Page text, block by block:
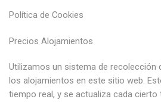
Política de Cookies
Precios Alojamientos
Utilizamos un sistema de recolección
los alojamientos en este sitio web.
tiempo real, y se actualiza cada cierto